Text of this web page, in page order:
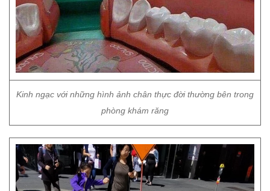
Kinh ngạc với những hình ảnh chân thực đời thường bên trong
phòng khám răng